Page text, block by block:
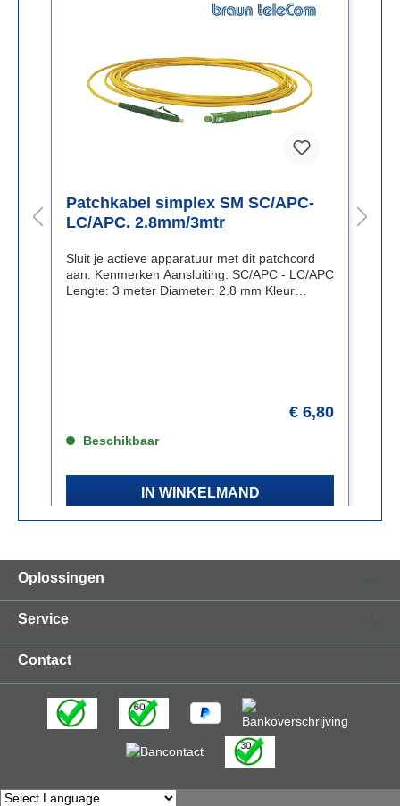
Patchkabel simplex SM SC/APC-
LC/APC. 2.8mm/3mtr
Sluit je actieve apparatuur met dit patchcord
aan. Kenmerken Aansluiting: SC/APC - LC/APC
Lengte: 3 meter Diameter: 2.8 mm Kleur
€ 6,80
Beschikbaar
IN WINKELMAND
Oplossingen
Service
Contact